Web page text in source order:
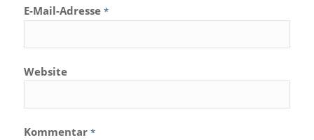
E-Mail-Adresse *
Website
Kommentar *